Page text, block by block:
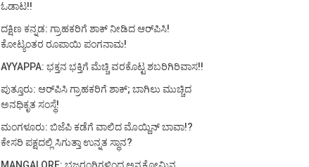
ಓಡಾಟ!!
ದಕ್ಷಿಣ ಕನ್ನಡ: ಗ್ರಾಹಕರಿಗೆ ಶಾಕ್ ನೀಡಿದ ಆರ್‌ಪಿಸಿ!
ಕೋಟ್ಯಂತರ ರೂಪಾಯಿ ಪಂಗನಾಮ!
AYYAPPA: ಭಕ್ತನ ಭಕ್ತಿಗೆ ಮೆಚ್ಚಿ ವರಕೊಟ್ಟ ಶಬರಿಗಿರಿವಾಸ!!
ಪುತ್ತೂರು: ಆರ್‌ಪಿಸಿ ಗ್ರಾಹಕರಿಗೆ ಶಾಕ್; ಬಾಗಿಲು ಮುಚ್ಚಿದ
ಅನಧಿಕೃತ ಸಂಸ್ಥೆ!
ಮಂಗಳೂರು: ಬಿಜೆಪಿ ಕಡೆಗೆ ವಾಲಿದ ಮೊಯ್ದಿನ್ ಬಾವಾ!?
ಕೇಸರಿ ಪಕ್ಷದಲ್ಲಿ ಸಿಗುತ್ತಾ ಉನ್ನತ ಸ್ಥಾನ?